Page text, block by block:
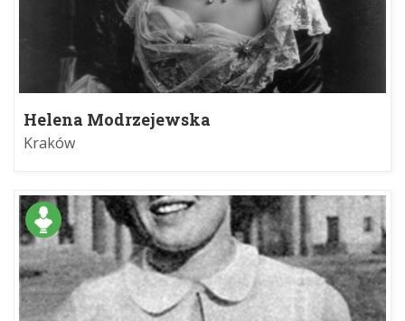
Helena Modrzejewska
Kraków